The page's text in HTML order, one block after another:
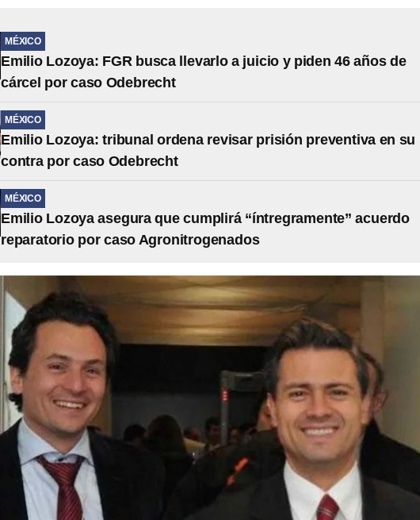
MÉXICO
Emilio Lozoya: FGR busca llevarlo a juicio y piden 46 años de
cárcel por caso Odebrecht
MÉXICO
Emilio Lozoya: tribunal ordena revisar prisión preventiva en su
contra por caso Odebrecht
MÉXICO
Emilio Lozoya asegura que cumplirá “íntregramente” acuerdo
reparatorio por caso Agronitrogenados